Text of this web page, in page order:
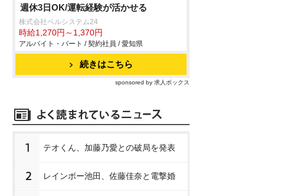
週休3日OK/運転経験が活かせる
株式会社ベルシステム24
時給1,270円～1,370円
アルバイト・パート / 契約社員 / 愛知県
続きはこちら
sponsored by 求人ボックス
1 テオくん、加藤乃愛との破局を発表
2 レインボー池田、佐藤佳奈と電撃婚